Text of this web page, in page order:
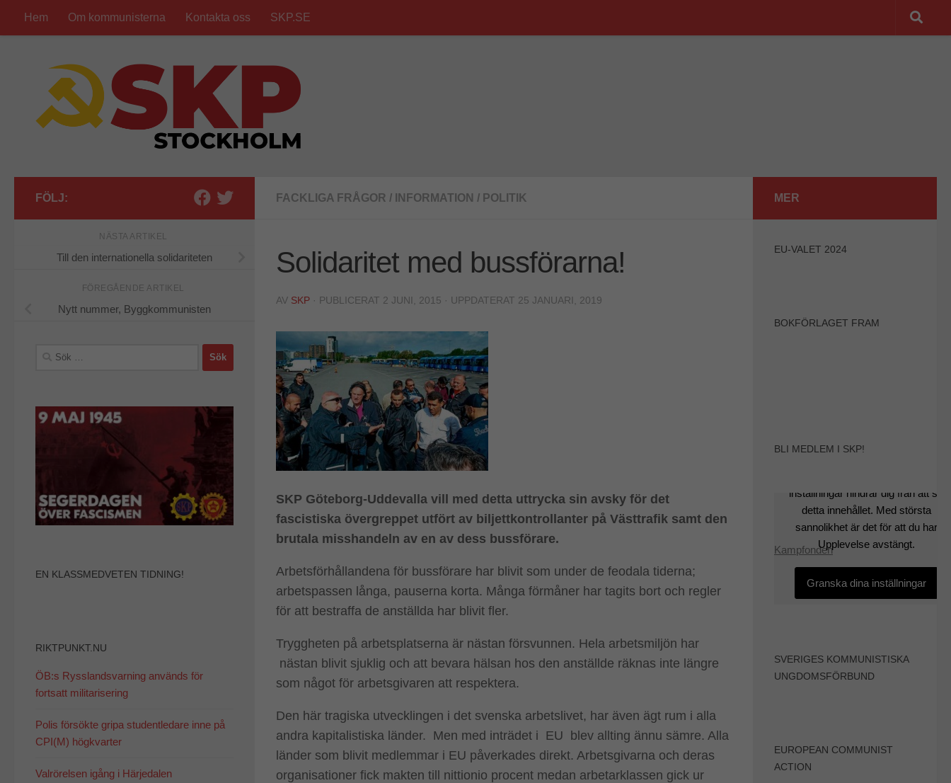
Hoppa till innehåll
Hem Om kommunisterna Kontakta oss SKP.SE
FACKLIGA FRÅGOR / INFORMATION / POLITIK
Solidaritet med bussförarna!
AV SKP · PUBLICERAT 2 JUNI, 2015 · UPPDATERAT 25 JANUARI, 2019
SKP Göteborg-Uddevalla vill med detta uttrycka sin avsky för det
fascistiska övergreppet utfört av biljettkontrollanter på Västtrafik samt den
brutala misshandeln av en av dess bussförare.
Arbetsförhållandena för bussförare har blivit som under de feodala tiderna;
arbetspassen långa, pauserna korta. Många förmåner har tagits bort och regler
för att bestraffa de anställda har blivit fler.
Tryggheten på arbetsplatserna är nästan försvunnen. Hela arbetsmiljön har
nästan blivit sjuklig och att bevara hälsan hos den anställde räknas inte längre
som något för arbetsgivaren att respektera.
Den här tragiska utvecklingen i det svenska arbetslivet, har även ägt rum i alla
andra kapitalistiska länder. Men med inträdet i EU blev allting ännu sämre. Alla
länder som blivit medlemmar i EU påverkades direkt. Arbetsgivarna och deras
organisationer fick makten till nittionio procent medan arbetarklassen gick ur
FÖLJ:
NÄSTA ARTIKEL
Till den internationella solidariteten
FÖREGÅENDE ARTIKEL
Nytt nummer, Byggkommunisten
EN KLASSMEDVETEN TIDNING!
RIKTPUNKT.NU
ÖB:s Rysslandsvarning används för
fortsatt militarisering
Polis försökte gripa studentledare inne på
CPI(M) högkvarter
Valrörelsen igång i Härjedalen
MER
EU-VALET 2024
BOKFÖRLAGET FRAM
BLI MEDLEM I SKP!
Kampfonden
inställningar hindrar dig från att se
detta innehållet. Med största
sannolikhet är det för att du har
Upplevelse avstängt.
Granska dina inställningar
SVERIGES KOMMUNISTISKA
UNGDOMSFÖRBUND
EUROPEAN COMMUNIST
ACTION